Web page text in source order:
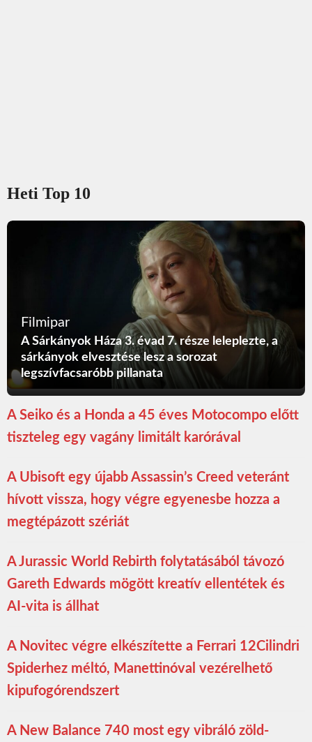
Heti Top 10
Filmipar
A Sárkányok Háza 3. évad 7. része leleplezte, a
sárkányok elvesztése lesz a sorozat
legszívfacsaróbb pillanata
A Seiko és a Honda a 45 éves Motocompo előtt
tiszteleg egy vagány limitált karórával
A Ubisoft egy újabb Assassin’s Creed veteránt
hívott vissza, hogy végre egyenesbe hozza a
megtépázott szériát
A Jurassic World Rebirth folytatásából távozó
Gareth Edwards mögött kreatív ellentétek és
AI-vita is állhat
A Novitec végre elkészítette a Ferrari 12Cilindri
Spiderhez méltó, Manettinóval vezérelhető
kipufogórendszert
A New Balance 740 most egy vibráló zöld-